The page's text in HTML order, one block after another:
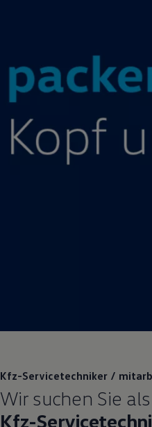
Zubehör
Wallbox und
Lifestyle
Pannen- und
Kfz-Servicetechniker /
Wir suchen Sie als
Kfz-